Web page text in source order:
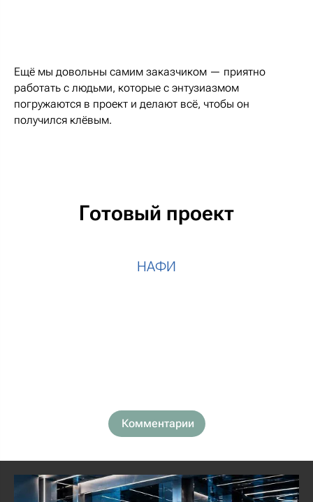
Ещё мы довольны самим заказчиком — приятно
работать с людьми, которые с энтузиазмом
погружаются в проект и делают всё, чтобы он
получился клёвым.
Готовый проект
НАФИ
Комментарии